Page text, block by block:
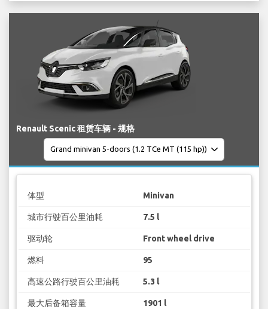
Renault Scenic 租赁车辆 - 规格
体型 Minivan
城市行驶百公里油耗 7.5 l
驱动轮 Front wheel drive
燃料 95
高速公路行驶百公里油耗 5.3 l
最大后备箱容量 1901 l